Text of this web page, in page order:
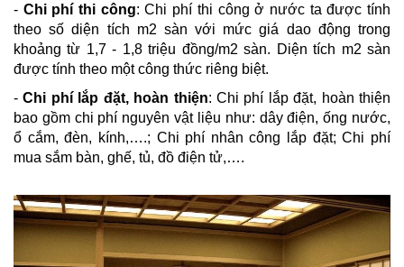
- Chi phí thi công: Chi phí thi công ở nước ta được tính
theo số diện tích m2 sàn với mức giá dao động trong
khoảng từ 1,7 - 1,8 triệu đồng/m2 sàn. Diện tích m2 sàn
được tính theo một công thức riêng biệt.
-Chi phí lắp đặt, hoàn thiện: Chi phí lắp đặt, hoàn thiện
bao gồm chi phí nguyên vật liệu như: dây điện, ống nước,
ổ cắm, đèn, kính,….; Chi phí nhân công lắp đặt; Chi phí
mua sắm bàn, ghế, tủ, đồ điện tử,….